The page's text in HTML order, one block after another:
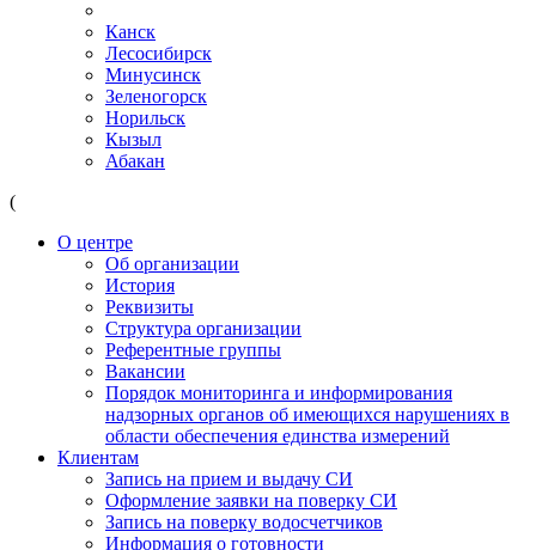
Канск
Лесосибирск
Минусинск
Зеленогорск
Норильск
Кызыл
Абакан
(
О центре
Об организации
История
Реквизиты
Структура организации
Референтные группы
Вакансии
Порядок мониторинга и информирования
надзорных органов об имеющихся нарушениях в
области обеспечения единства измерений
Клиентам
Запись на прием и выдачу СИ
Оформление заявки на поверку СИ
Запись на поверку водосчетчиков
Информация о готовности